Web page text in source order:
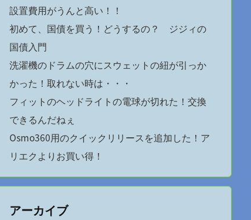
設置費用がうんと高い！！
初めて、国債を買う！どうするの？ ジジィの
国債入門
洗濯機のドラムの穴にスウェットの紐が引っか
かった！取れない時は・・・
フィットのヘッドライトの電球が切れた！交換
できるんだねぇ
Osmo360用のクイックリリースを追加した！ア
リエクよりお買い得！
アーカイブ